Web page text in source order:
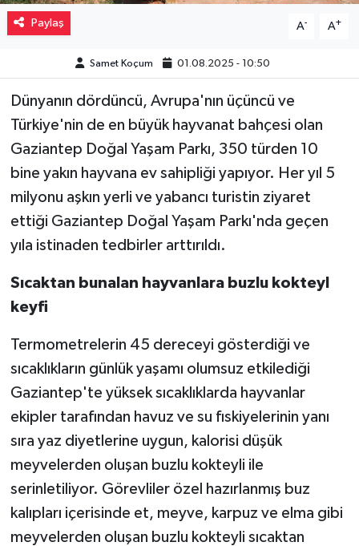
Paylaş A- A+
Samet Koçum 01.08.2025 - 10:50
Dünyanın dördüncü, Avrupa'nın üçüncü ve
Türkiye'nin de en büyük hayvanat bahçesi olan
Gaziantep Doğal Yaşam Parkı, 350 türden 10
bine yakın hayvana ev sahipliği yapıyor. Her yıl 5
milyonu aşkın yerli ve yabancı turistin ziyaret
ettiği Gaziantep Doğal Yaşam Parkı'nda geçen
yıla istinaden tedbirler arttırıldı.
Sıcaktan bunalan hayvanlara buzlu kokteyl
keyfi
Termometrelerin 45 dereceyi gösterdiği ve
sıcaklıkların günlük yaşamı olumsuz etkilediği
Gaziantep'te yüksek sıcaklıklarda hayvanlar
ekipler tarafından havuz ve su fıskiyelerinin yanı
sıra yaz diyetlerine uygun, kalorisi düşük
meyvelerden oluşan buzlu kokteyli ile
serinletiliyor. Görevliler özel hazırlanmış buz
kalıpları içerisinde et, meyve, karpuz ve elma gibi
meyvelerden oluşan buzlu kokteyli sıcaktan
Siyaset
Teknoloji
Türkiye
Video Haber
Yaşam
Yemek